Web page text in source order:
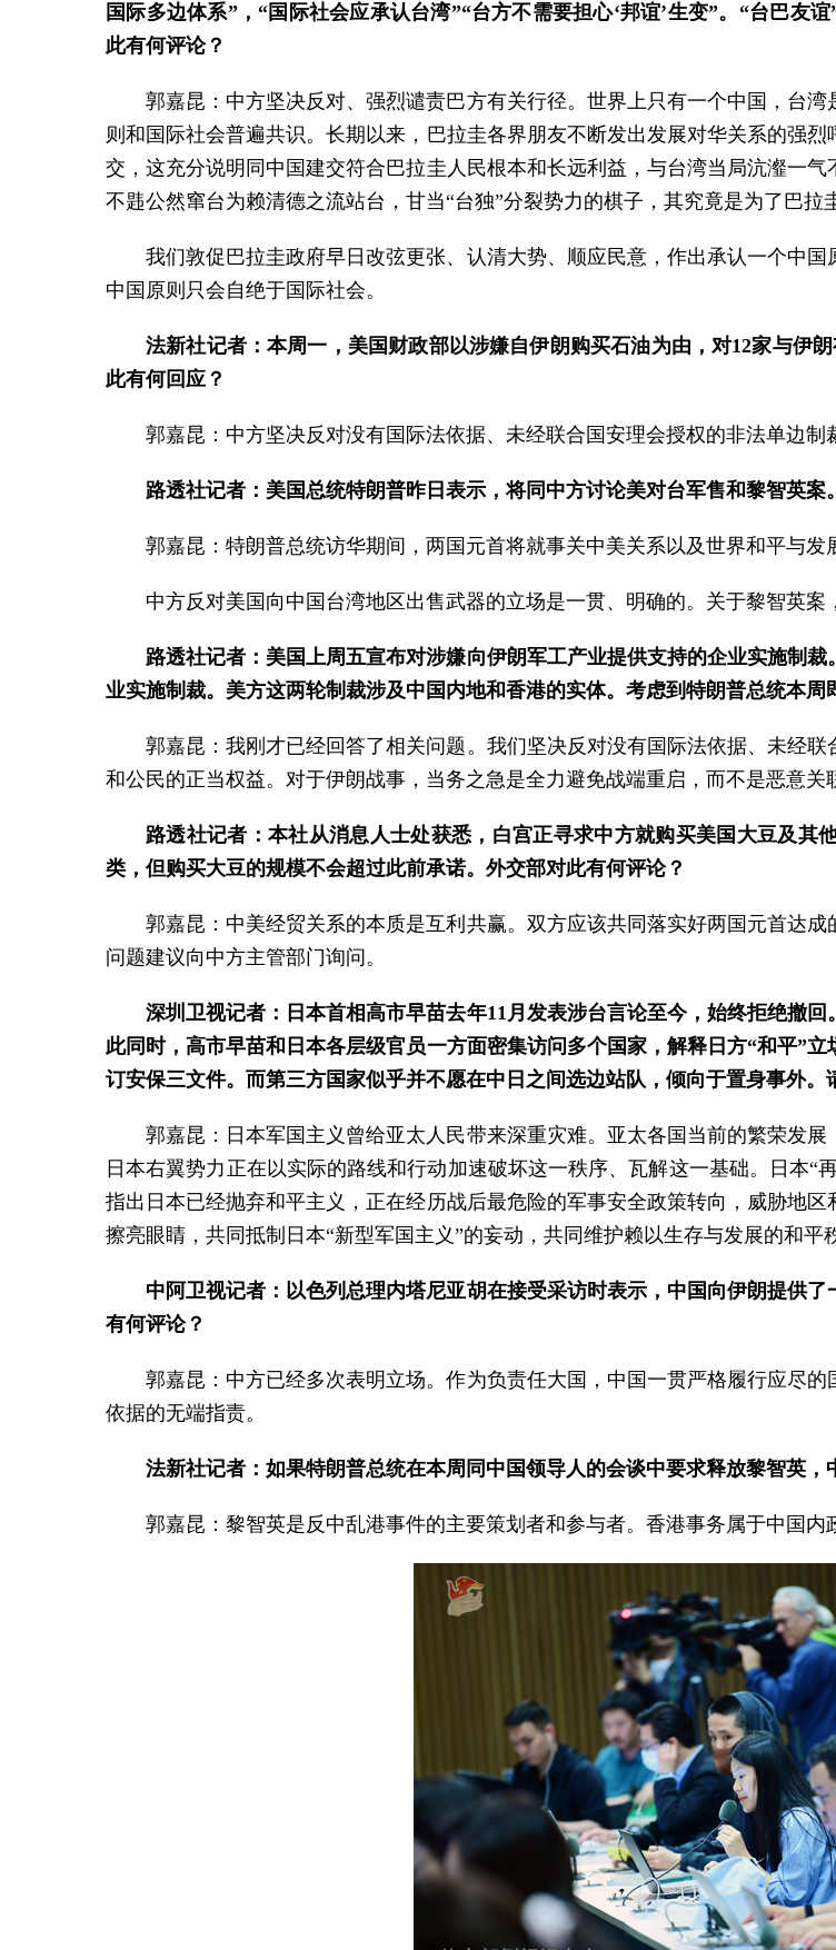
国际多边体系”，“国际社会应承认台湾”“台方不需要担心‘邦谊’生变”。“台巴友
此有何评论？
郭嘉昆：中方坚决反对、强烈谴责巴方有关行径。世界上只有一个中国，台
则和国际社会普遍共识。长期以来，巴拉圭各界朋友不断发出发展对华关系的强
交，这充分说明同中国建交符合巴拉圭人民根本和长远利益，与台湾当局沆瀣一
不韪公然窜台为赖清德之流站台，甘当“台独”分裂势力的棋子，其究竟是为了巴拉
我们敦促巴拉圭政府早日改弦更张、认清大势、顺应民意，作出承认一个中
中国原则只会自绝于国际社会。
法新社记者：本周一，美国财政部以涉嫌自伊朗购买石油为由，对12家与伊
此有何回应？
郭嘉昆：中方坚决反对没有国际法依据、未经联合国安理会授权的非法单边制
路透社记者：美国总统特朗普昨日表示，将同中方讨论美对台军售和黎智英案
郭嘉昆：特朗普总统访华期间，两国元首将就事关中美关系以及世界和平与发
中方反对美国向中国台湾地区出售武器的立场是一贯、明确的。关于黎智英案
路透社记者：美国上周五宣布对涉嫌向伊朗军工产业提供支持的企业实施制
业实施制裁。美方这两轮制裁涉及中国内地和香港的实体。考虑到特朗普总统本
郭嘉昆：我刚才已经回答了相关问题。我们坚决反对没有国际法依据、未经
和公民的正当权益。对于伊朗战事，当务之急是全力避免战端重启，而不是恶意关
路透社记者：本社从消息人士处获悉，白宫正寻求中方就购买美国大豆及其
类，但购买大豆的规模不会超过此前承诺。外交部对此有何评论？
郭嘉昆：中美经贸关系的本质是互利共赢。双方应该共同落实好两国元首达
问题建议向中方主管部门询问。
深圳卫视记者：日本首相高市早苗去年11月发表涉台言论至今，始终拒绝撤
此同时，高市早苗和日本各层级官员一方面密集访问多个国家，解释日方“和平”
订安保三文件。而第三方国家似乎并不愿在中日之间选边站队，倾向于置身事外。
郭嘉昆：日本军国主义曾给亚太人民带来深重灾难。亚太各国当前的繁荣发
日本右翼势力正在以实际的路线和行动加速破坏这一秩序、瓦解这一基础。日本“
指出日本已经抛弃和平主义，正在经历战后最危险的军事安全政策转向，威胁地
擦亮眼睛，共同抵制日本“新型军国主义”的妄动，共同维护赖以生存与发展的和平
中阿卫视记者：以色列总理内塔尼亚胡在接受采访时表示，中国向伊朗提供
有何评论？
郭嘉昆：中方已经多次表明立场。作为负责任大国，中国一贯严格履行应尽
依据的无端指责。
法新社记者：如果特朗普总统在本周同中国领导人的会谈中要求释放黎智英，
郭嘉昆：黎智英是反中乱港事件的主要策划者和参与者。香港事务属于中国内